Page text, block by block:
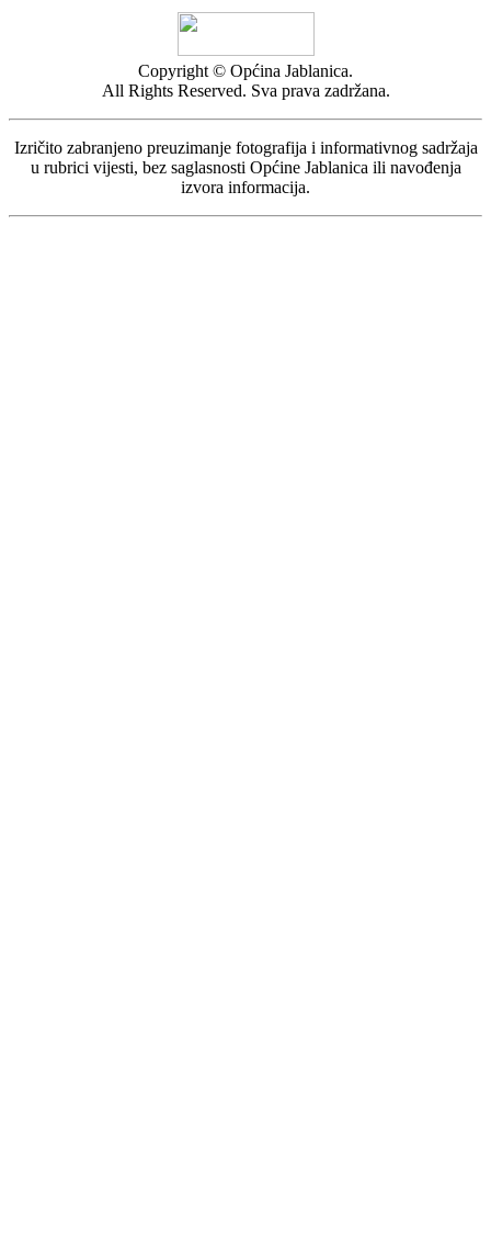
Copyright © Općina Jablanica.
All Rights Reserved. Sva prava zadržana.
Izričito zabranjeno preuzimanje fotografija i informativnog sadržaja
u rubrici vijesti, bez saglasnosti Općine Jablanica ili navođenja
izvora informacija.